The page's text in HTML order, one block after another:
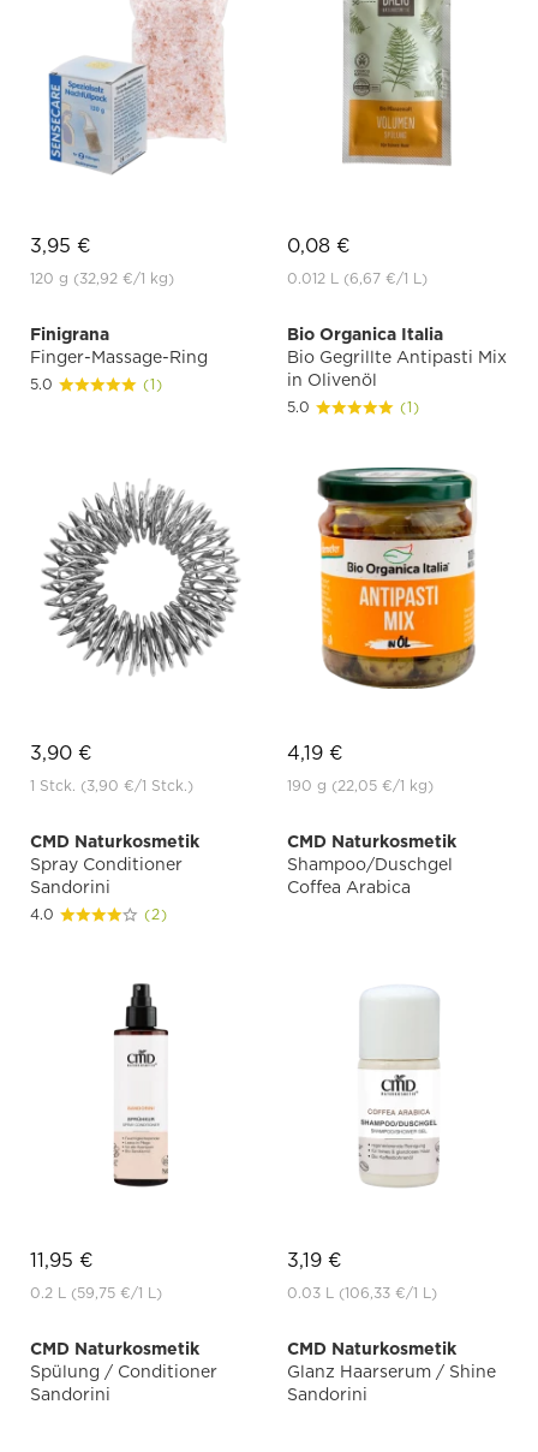
3,95 €
120 g (32,92 €/1 kg)
0,08 €
0.012 L (6,67 €/1 L)
Finigrana
Finger-Massage-Ring
5.0 (1)
3,90 €
1 Stck. (3,90 €/1 Stck.)
Bio Organica Italia
Bio Gegrillte Antipasti Mix
in Olivenöl
5.0 (1)
4,19 €
190 g (22,05 €/1 kg)
CMD Naturkosmetik
Spray Conditioner
Sandorini
4.0 (2)
11,95 €
0.2 L (59,75 €/1 L)
CMD Naturkosmetik
Shampoo/Duschgel
Coffea Arabica
3,19 €
0.03 L (106,33 €/1 L)
CMD Naturkosmetik
Spülung / Conditioner
Sandorini
CMD Naturkosmetik
Glanz Haarserum / Shine
Sandorini